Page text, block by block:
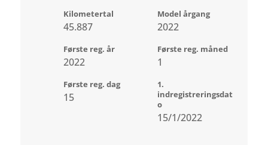
Kilometertal
45.887
Model årgang
2022
Første reg. år
2022
Første reg. måned
1
Første reg. dag
15
1.
indregistreringsdat
o
15/1/2022